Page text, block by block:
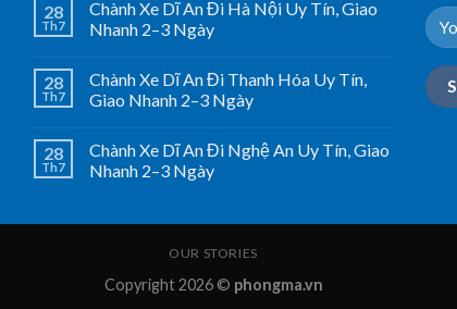
28
Th7
Chành Xe Dĩ An Đi Hà Nội Uy Tín, Giao
Nhanh 2–3 Ngày
28
Th7
Chành Xe Dĩ An Đi Thanh Hóa Uy Tín,
Giao Nhanh 2–3 Ngày
28
Th7
Chành Xe Dĩ An Đi Nghệ An Uy Tín, Giao
Nhanh 2–3 Ngày
OUR STORIES
Copyright 2026 © phongma.vn